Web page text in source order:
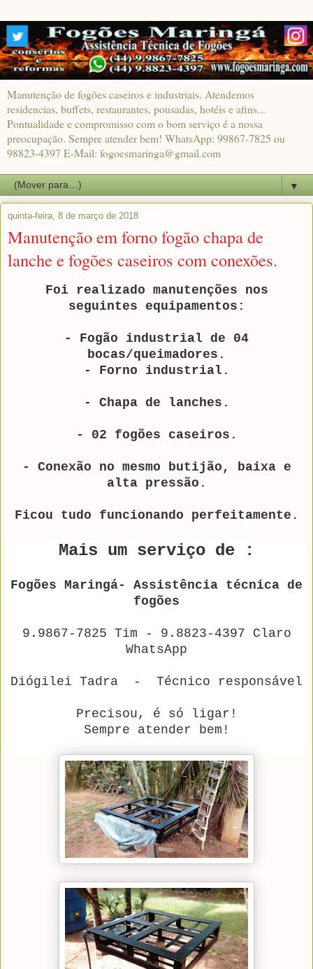
Manutenção de fogões caseiros e industriais. Atendemos
residencias, buffets, restaurantes, pousadas, hotéis e afins...
Pontualidade e compromisso com o bom serviço é a nossa
preocupação. Sempre atender bem! WhatsApp: 99867-7825 ou
98823-4397 E-Mail: fogoesmaringa@gmail.com
▼
quinta-feira, 8 de março de 2018
Manutenção em forno fogão chapa de
lanche e fogões caseiros com conexões.
Foi realizado manutenções nos
seguintes equipamentos:
- Fogão industrial de 04
bocas/queimadores.
- Forno industrial.
- Chapa de lanches.
- 02 fogões caseiros.
- Conexão no mesmo butijão, baixa e
alta pressão.
Ficou tudo funcionando perfeitamente.
Mais um serviço de :
Fogões Maringá- Assistência técnica de
fogões
9.9867-7825 Tim - 9.8823-4397 Claro
WhatsApp
Diógilei Tadra - Técnico responsável
Precisou, é só ligar!
Sempre atender bem!